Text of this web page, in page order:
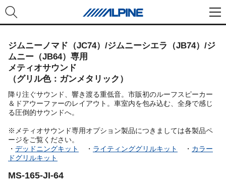
ジムニーノマド（JC74）/ジムニーシエラ（JB74）/ジ
ムニー（JB64）専用
メティオサウンド
（グリル色：ガンメタリック）
降り注ぐサウンド、響き渡る重低音。市販初のルーフスピーカー
＆ドアウーファーのレイアウト。車室内を包み込む、全身で感じ
る圧倒的サウンドへ。
※メティオサウンド専用オプション製品につきましては各製品ペ
ージをご覧ください。
・ デッドニングキット ・ ライティンググリルキット ・ カラー
ドグリルキット
MS-165-JI-64